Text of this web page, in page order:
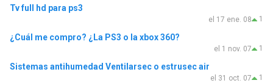
Tv full hd para ps3
1
el 17 ene. 08
¿Cuál me compro? ¿La PS3 o la xbox 360?
1
el 1 nov. 07
Sistemas antihumedad Ventilarsec o estrusec air
1
el 31 oct. 07